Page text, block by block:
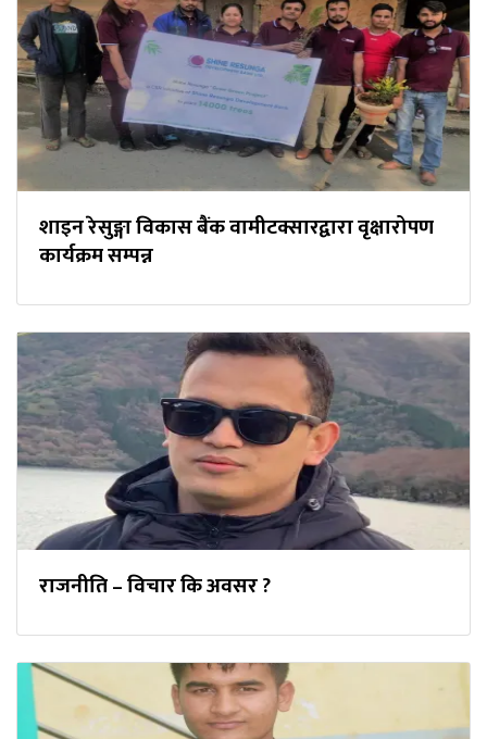
शाइन रेसुङ्गा विकास बैंक वामीटक्सारद्वारा वृक्षारोपण
कार्यक्रम सम्पन्न
राजनीति – विचार कि अवसर ?